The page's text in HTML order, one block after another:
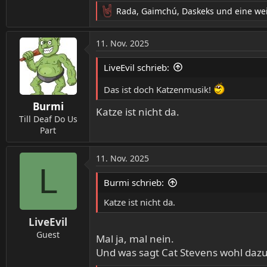
R
e
a
k
t
n
e
n
Rada, Gaimchú, Daskeks und eine
Burmi
Till Deaf Do Us
Part
11. Nov. 2025
LiveEvil schrieb:
Das ist doch Katzenmusik!
Katze ist nicht da.
L
LiveEvil
Guest
11. Nov. 2025
Burmi schrieb:
Katze ist nicht da.
Mal ja, mal nein.
Und was sagt Cat Stevens wohl